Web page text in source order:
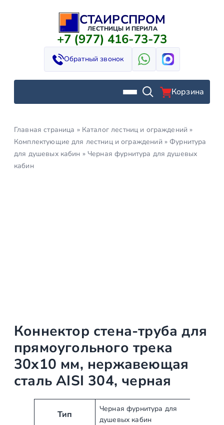
СТАИРСПРОМ
ЛЕСТНИЦЫ И ПЕРИЛА
+7 (977) 416-73-73
Обратный звонок
Корзина
Главная страница » Каталог лестниц и ограждений »
Комплектующие для лестниц и ограждений » Фурнитура
для душевых кабин »Черная фурнитура для душевых
кабин
Коннектор стена-труба для
прямоугольного трека
30х10 мм, нержавеющая
сталь AISI 304, черная
ЗТип
Черная фурнитура для
душевых кабин